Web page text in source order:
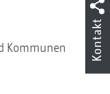
Kommunen
Kontakt